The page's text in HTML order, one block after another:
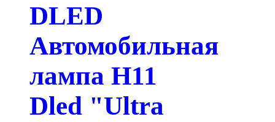
DLED
Автомобильная
лампа H11
Dled "Ultra